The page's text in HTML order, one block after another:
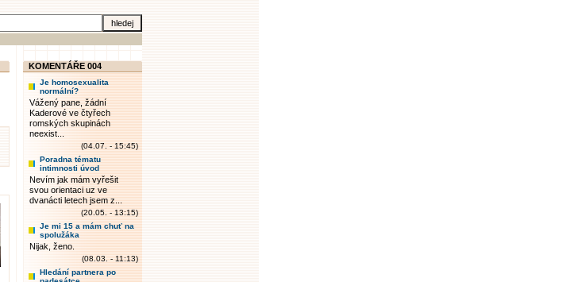
KOMENTÁŘE 004
Je homosexualita
normální?
Vážený pane, žádní
Kaderové ve čtyřech
romských skupinách
neexist...
(04.07. - 15:45)
Poradna tématu
intimnosti úvod
Nevím jak mám vyřešit
svou orientaci uz ve
dvanácti letech jsem z...
(20.05. - 13:15)
Je mi 15 a mám chuť na
spolužáka
Nijak, ženo.
(08.03. - 11:13)
Hledání partnera po